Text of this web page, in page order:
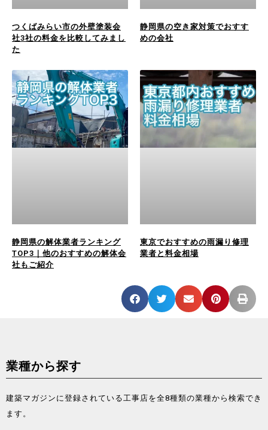
つくばみらい市の外壁塗装会
社3社の料金を比較してみまし
た
静岡県の空き家対策でおすす
めの会社
静岡県の解体業者ランキング
TOP3｜他のおすすめの解体会
社もご紹介
東京でおすすめの雨漏り修理
業者と料金相場
業種から探す
建築マガジンに登録されている工事店を全8種類の業種から検索でき
ます。